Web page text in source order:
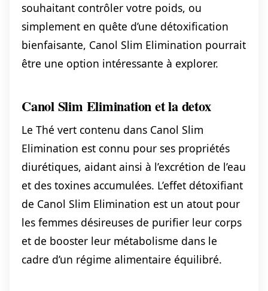
souhaitant contrôler votre poids, ou
simplement en quête d’une détoxification
bienfaisante, Canol Slim Elimination pourrait
être une option intéressante à explorer.
Canol Slim Elimination et la detox
Le Thé vert contenu dans Canol Slim
Elimination est connu pour ses propriétés
diurétiques, aidant ainsi à l’excrétion de l’eau
et des toxines accumulées. L’effet détoxifiant
de Canol Slim Elimination est un atout pour
les femmes désireuses de purifier leur corps
et de booster leur métabolisme dans le
cadre d’un régime alimentaire équilibré.